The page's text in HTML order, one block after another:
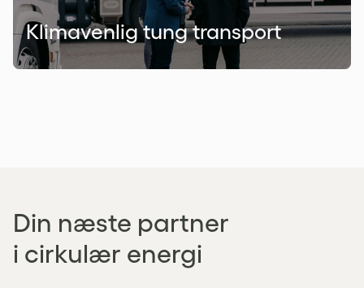
Klimavenlig tung transport
Din næste partner
i cirkulær energi